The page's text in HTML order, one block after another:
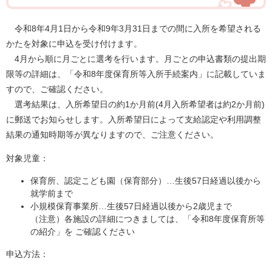
令和8年4月1日から令和9年3月31日までの間に入所を希望される
かたを対象に申込を受け付けます。
4月から順に月ごとに選考を行います。月ごとの申込書類の提出期
限等の詳細は、「令和8年度保育所等入所手続案内」に記載していま
すので、ご確認ください。
選考結果は、入所希望日の約1か月前(4月入所希望者は約2か月前)
に郵送でお知らせします。入所希望日によって支給認定や利用調整
結果の通知時期等が異なりますので、ご注意ください。
対象児童：
保育所、認定こども園（保育部分）…生後57日経過以後から
就学前まで
小規模保育事業所…生後57日経過以後から2歳児まで
（注意）各施設の詳細につきましては、「令和8年度保育所等
の紹介」を ご確認ください
申込方法：